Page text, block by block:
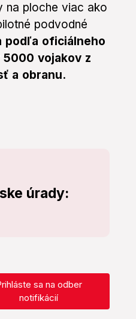
na ploche viac ako
podvodné
podľa oficiálneho
5000 vojakov z
a obranu.
úrady:
sa na odber
notifikácií